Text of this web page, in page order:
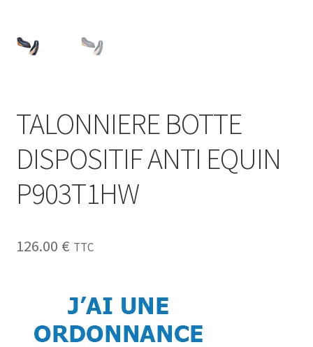
TALONNIERE BOTTE
DISPOSITIF ANTI EQUIN
P903T1HW
126.00 € TTC